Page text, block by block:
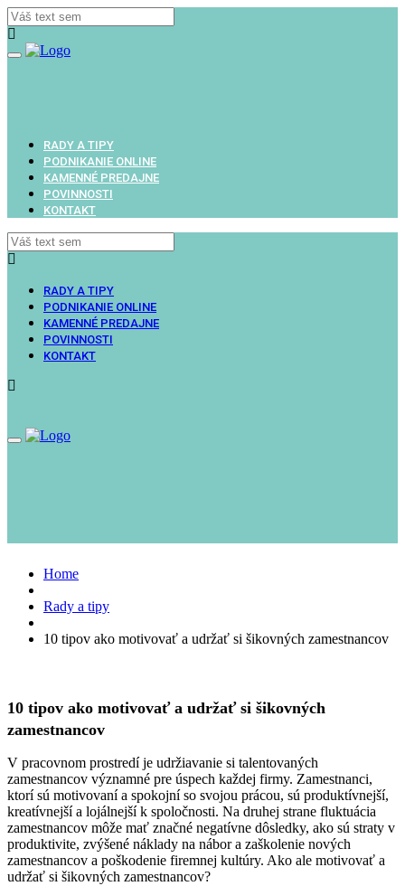
Toggle
RADY A TIPY
PODNIKANIE ONLINE
KAMENNÉ PREDAJNE
POVINNOSTI
KONTAKT
RADY A TIPY
PODNIKANIE ONLINE
KAMENNÉ PREDAJNE
POVINNOSTI
KONTAKT
Toggle
Home
Rady a tipy
10 tipov ako motivovať a udržať si šikovných zamestnancov
10 tipov ako motivovať a udržať si šikovných
zamestnancov
V pracovnom prostredí je udržiavanie si talentovaných
zamestnancov významné pre úspech každej firmy. Zamestnanci,
ktorí sú motivovaní a spokojní so svojou prácou, sú produktívnejší,
kreatívnejší a lojálnejší k spoločnosti. Na druhej strane fluktuácia
zamestnancov môže mať značné negatívne dôsledky, ako sú straty v
produktivite, zvýšené náklady na nábor a zaškolenie nových
zamestnancov a poškodenie firemnej kultúry. Ako ale motivovať a
udržať si šikovných zamestnancov?